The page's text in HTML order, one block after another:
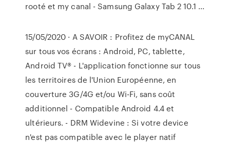
rooté et my canal - Samsung Galaxy Tab 2 10.1 ...
15/05/2020 · A SAVOIR : Profitez de myCANAL
sur tous vos écrans : Android, PC, tablette,
Android TV® - L'application fonctionne sur tous
les territoires de l'Union Européenne, en
couverture 3G/4G et/ou Wi-Fi, sans coût
additionnel - Compatible Android 4.4 et
ultérieurs. - DRM Widevine : Si votre device
n'est pas compatible avec le player natif